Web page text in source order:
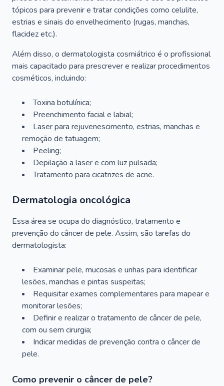
tópicos para prevenir e tratar condições como celulite,
estrias e sinais do envelhecimento (rugas, manchas,
flacidez etc.).
Além disso, o dermatologista cosmiátrico é o profissional
mais capacitado para prescrever e realizar procedimentos
cosméticos, incluindo:
Toxina botulínica;
Preenchimento facial e labial;
Laser para rejuvenescimento, estrias, manchas e
remoção de tatuagem;
Peeling;
Depilação a laser e com luz pulsada;
Tratamento para cicatrizes de acne.
Dermatologia oncológica
Essa área se ocupa do diagnóstico, tratamento e
prevenção do câncer de pele. Assim, são tarefas do
dermatologista:
Examinar pele, mucosas e unhas para identificar
lesões, manchas e pintas suspeitas;
Requisitar exames complementares para mapear e
monitorar lesões;
Definir e realizar o tratamento de câncer de pele,
com ou sem cirurgia;
Indicar medidas de prevenção contra o câncer de
pele.
Como prevenir o câncer de pele?